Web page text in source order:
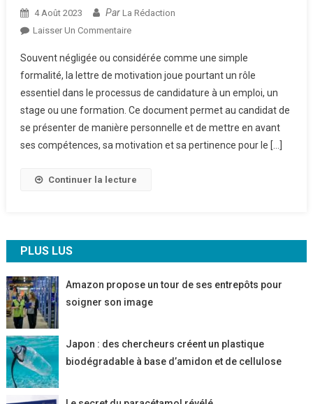
4 Août 2023 Par La Rédaction
Laisser Un CommentaireSur
Lettre
De
Motivation
:
Un
Outil
Souvent négligée ou considérée comme une simple
formalité, la lettre de motivation joue pourtant un rôle
essentiel dans le processus de candidature à un emploi, un
stage ou une formation. Ce document permet au candidat de
se présenter de manière personnelle et de mettre en avant
ses compétences, sa motivation et sa pertinence pour le […]
Continuer la lecture
PLUS LUS
Amazon propose un tour de ses entrepôts pour
soigner son image
Japon : des chercheurs créent un plastique
biodégradable à base d’amidon et de cellulose